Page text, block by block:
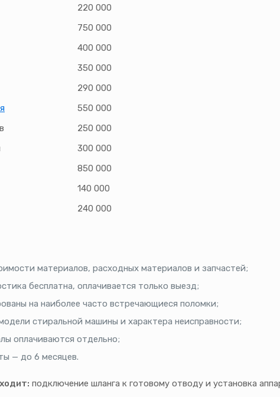
220 000
750 000
400 000
350 000
290 000
550 000
250 000
300 000
850 000
140 000
240 000
материалов, расходных материалов и запчастей;
бесплатна, оплачивается только выезд;
на наиболее часто встречающиеся поломки;
стиральной машины и характера неисправности;
оплачиваются отдельно;
— до 6 месяцев.
подключение шланга к готовому отводу и установка